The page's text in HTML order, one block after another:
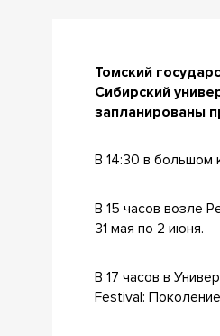
Томский
Сибирский
запланированы
В 14:30 в большом
В 15 часов возле
31 мая по 2 июня.
В 17 часов в
Festival: